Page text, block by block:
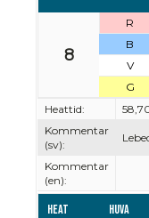
8
R
B
V
G
Heattid:
Kommentar
(sv):
Kommentar
(en):
Heat Huva